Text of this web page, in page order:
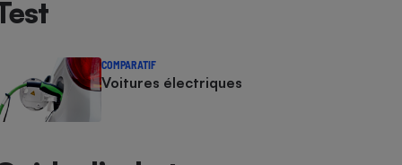
COMPARATIF
Voitures électriques